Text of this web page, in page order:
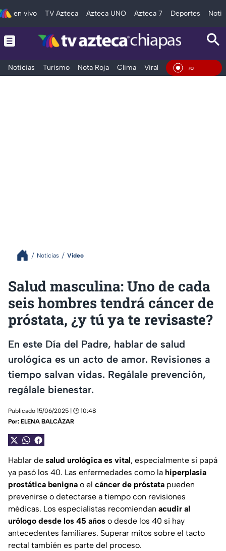
en vivo TV Azteca Azteca UNO Azteca 7 Deportes
Noticias Turismo Nota Roja Clima Viral y Tendencia En
Noticias Video
Salud masculina: Uno de cada
seis hombres tendrá cáncer de
próstata, ¿y tú ya te revisaste?
En este Día del Padre, hablar de salud
urológica es un acto de amor. Revisiones a
tiempo salvan vidas. Regálale prevención,
regálale bienestar.
Publicado 15/06/2025 | 🕑 10:48
Por: ELENA BALCÁZAR
Hablar de salud urológica es vital, especialmente si papá
ya pasó los 40. Las enfermedades como la hiperplasia
prostática benigna o el cáncer de próstata pueden
prevenirse o detectarse a tiempo con revisiones
médicas. Los especialistas recomiendan acudir al
urólogo desde los 45 años o desde los 40 si hay
antecedentes familiares. Superar mitos sobre el tacto
rectal también es parte del proceso.